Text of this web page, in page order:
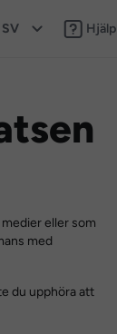
SV Hjälp
eller som
med
du upphöra att